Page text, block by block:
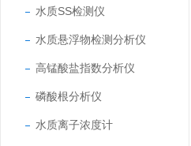
水质SS检测仪
水质悬浮物检测分析仪
高锰酸盐指数分析仪
磷酸根分析仪
水质离子浓度计